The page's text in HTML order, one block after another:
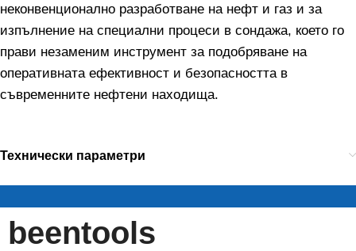
неконвенционално разработване на нефт и газ и за
изпълнение на специални процеси в сондажа, което го
прави незаменим инструмент за подобряване на
оперативната ефективност и безопасността в
съвременните нефтени находища.
Технически параметри
beentools